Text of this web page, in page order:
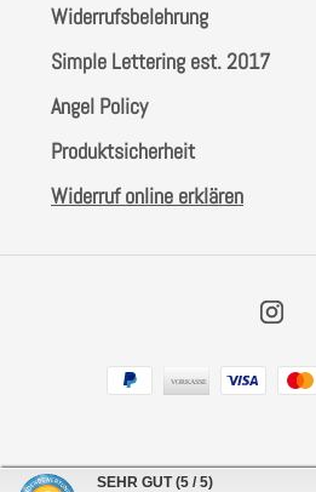
Widerrufsbelehrung
Simple Lettering est. 2017
Angel Policy
Produktsicherheit
Widerruf online erklären
SEHR GUT (5 / 5)